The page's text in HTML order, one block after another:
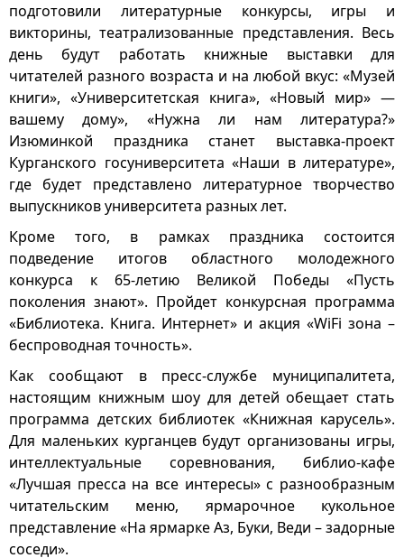
подготовили литературные конкурсы, игры и
викторины, театрализованные представления. Весь
день будут работать книжные выставки для
читателей разного возраста и на любой вкус: «Музей
книги», «Университетская книга», «Новый мир» —
вашему дому», «Нужна ли нам литература?»
Изюминкой праздника станет выставка-проект
Курганского госуниверситета «Наши в литературе»,
где будет представлено литературное творчество
выпускников университета разных лет.
Кроме того, в рамках праздника состоится
подведение итогов областного молодежного
конкурса к 65-летию Великой Победы «Пусть
поколения знают». Пройдет конкурсная программа
«Библиотека. Книга. Интернет» и акция «WiFi зона –
беспроводная точность».
Как сообщают в пресс-службе муниципалитета,
настоящим книжным шоу для детей обещает стать
программа детских библиотек «Книжная карусель».
Для маленьких курганцев будут организованы игры,
интеллектуальные соревнования, библио-кафе
«Лучшая пресса на все интересы» с разнообразным
читательским меню, ярмарочное кукольное
представление «На ярмарке Аз, Буки, Веди – задорные
соседи».